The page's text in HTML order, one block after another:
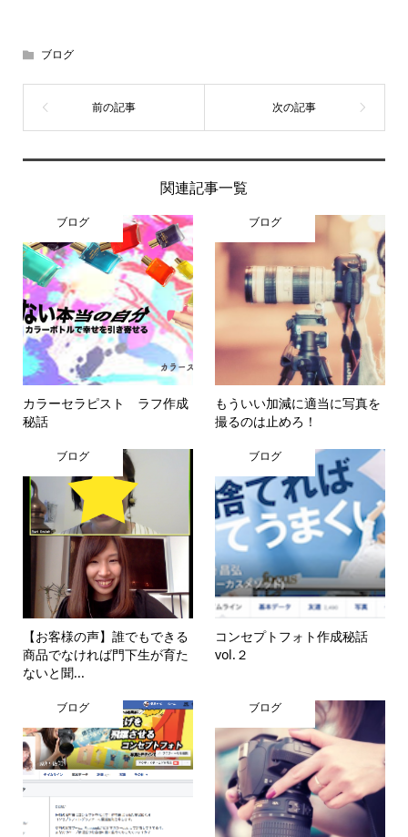
ブログ
関連記事一覧
ブログ
カラーセラピスト ラフ作成
秘話
ブログ
もういい加減に適当に写真を
撮るのは止めろ！
ブログ
【お客様の声】誰でもできる
商品でなければ門下生が育た
ないと聞...
ブログ
コンセプトフォト作成秘話
vol.２
ブログ ブログ